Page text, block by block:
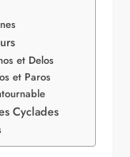
et Delos
et Paros
Cyclades